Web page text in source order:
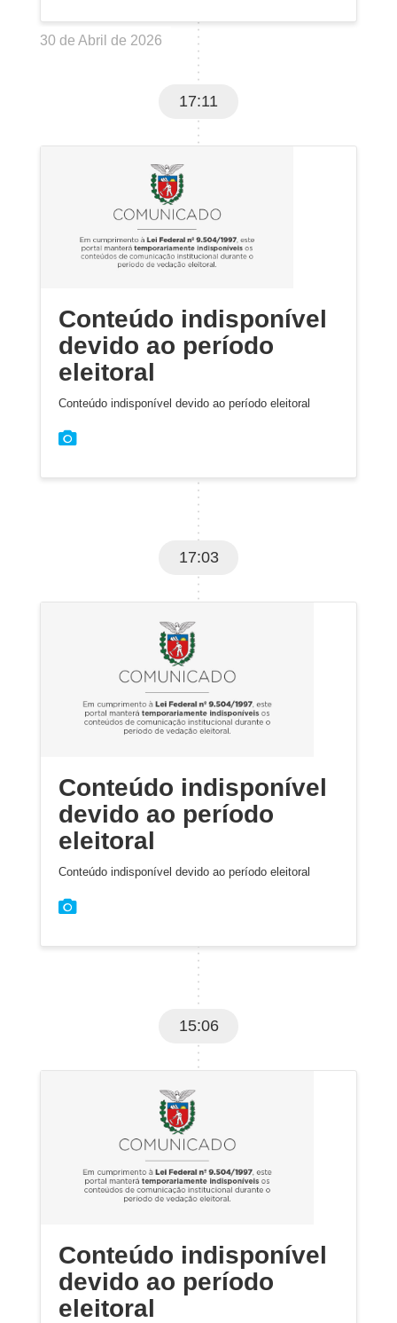
30 de Abril de 2026
17:11
Conteúdo indisponível
devido ao período
eleitoral
Conteúdo indisponível devido ao período eleitoral
17:03
Conteúdo indisponível
devido ao período
eleitoral
Conteúdo indisponível devido ao período eleitoral
15:06
Conteúdo indisponível
devido ao período
eleitoral